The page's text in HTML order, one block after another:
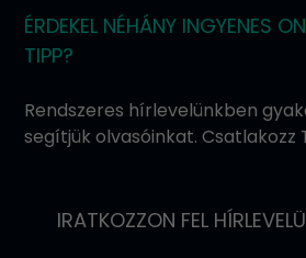
ÉRDEKEL NÉHÁNY INGYENES
TIPP?
Rendszeres hírlevelünkben
segítjük olvasóinkat. Csatlakozz
IRATKOZZON FEL